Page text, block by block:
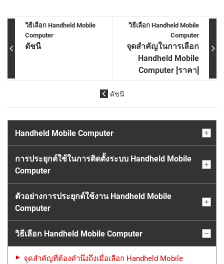
วิธีเลือก Handheld Mobile
Computer
ดัชนี
วิธีเลือก Handheld Mobile
Computer
จุดสำคัญในการเลือก
Handheld Mobile
Computer [ราคา]
ดัชนี
Handheld Mobile Computer
การประยุกต์ใช้ในการติดตั้งระบบ Handheld Mobile
Computer
ตัวอย่างการประยุกต์ใช้งาน Handheld Mobile
Computer
วิธีเลือก Handheld Mobile Computer
จุดสำคัญที่ต้องคำนึงถึงเมื่อเลือก Handheld Mobile